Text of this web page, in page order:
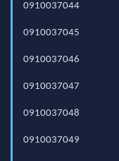
0910037044
0910037045
0910037046
0910037047
0910037048
0910037049